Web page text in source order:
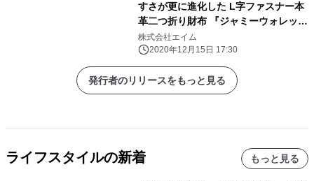
すさが更に進化した L字ファスナー本
革二つ折り財布 『ジャミーウォレット
プラス』新登場！
株式会社エイム
2020年12月15日 17:30
発行者のリリースをもっと見る
ライフスタイルの新着 もっと見る